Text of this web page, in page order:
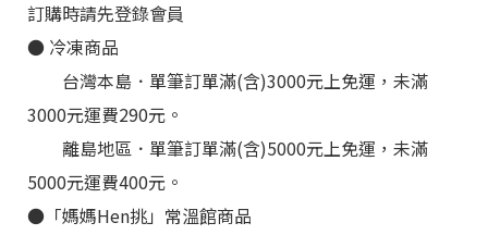
訂購時請先登錄會員
● 冷凍商品
台灣本島．單筆訂單滿(含)3000元上免運，未滿
3000元運費290元。
離島地區 ． 單筆訂單滿(含)5000元上免運，未滿
5000元運費400元。
● 「媽媽Hen挑」 常溫館商品